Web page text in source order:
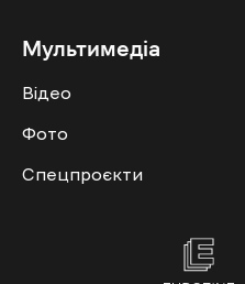
Мультимедіа
Відео
Фото
Спецпроєкти